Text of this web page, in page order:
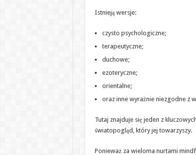
Istnieją wersje:
czysto psychologiczne;
terapeutyczne;
duchowe;
ezoteryczne;
orientalne;
oraz inne wyraźnie niezgodne z
Tutaj znajduje się jeden z
światopogląd, który jej towarzyszy.
Ponieważ za wieloma nurtami